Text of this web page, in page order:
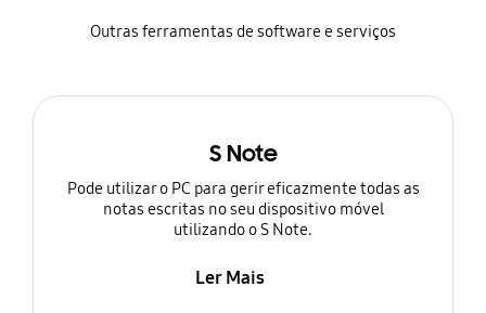
Outras ferramentas de software e serviços
S Note
Pode utilizar o PC para gerir eficazmente todas as
notas escritas no seu dispositivo móvel
utilizando o S Note.
Ler Mais